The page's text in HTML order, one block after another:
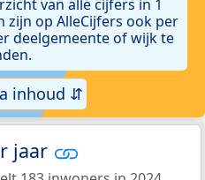
van alle cijfers in 1
zijn op AlleCijfers ook per
deelgemeente of wijk te
inhoud ⇵
jaar